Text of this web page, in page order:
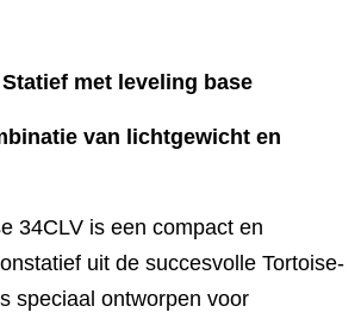
met leveling base
van lichtgewicht en
34CLV is een compact en
uit de succesvolle Tortoise-
speciaal ontworpen voor